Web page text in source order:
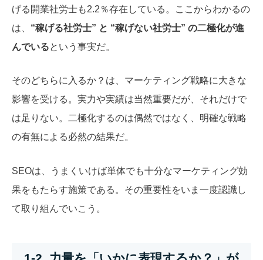
げる開業社労士も2.2％存在している。ここからわかるの
は、 “稼げる社労士” と “稼げない社労士” の二極化が進
んでいるという事実だ。
そのどちらに入るか？は、マーケティング戦略に大きな
影響を受ける。実力や実績は当然重要だが、それだけで
は足りない。二極化するのは偶然ではなく、明確な戦略
の有無による必然の結果だ。
SEOは、うまくいけば単体でも十分なマーケティング効
果をもたらす施策である。その重要性をいま一度認識し
て取り組んでいこう。